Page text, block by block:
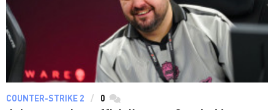
COUNTER-STRIKE 2 0 commentaires